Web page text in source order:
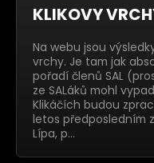
KLIKOVY
Na webu jsou
vrchy. Je tam jak
pořadí členů SAL
ze SALáků mohl
Klikáčích budou
letos předposledním
Lípa, p…